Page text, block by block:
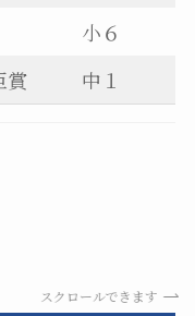
小６
賞 中１
スクロールできます